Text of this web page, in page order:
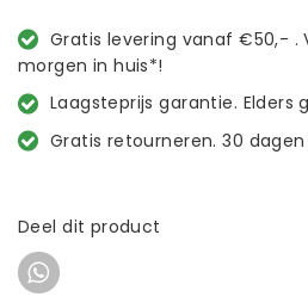
Gratis levering vanaf €50,- .
morgen in huis*!
Laagsteprijs garantie. Elders
Gratis retourneren. 30
Deel dit product